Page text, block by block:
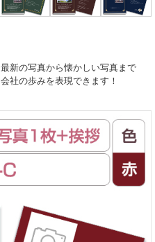
最新の写真から懐かしい写真まで
会社の歩みを表現できます！